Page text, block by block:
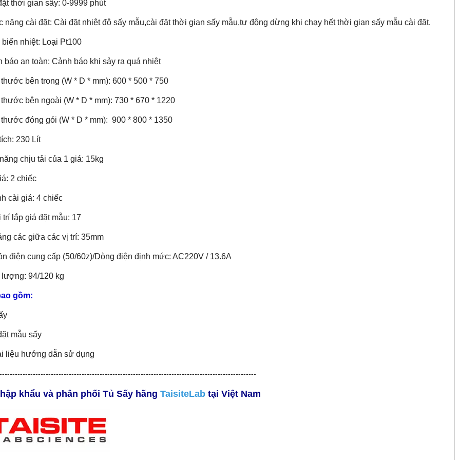
thời gian sấy: 0-9999 phút
năng cài đặt: Cài đặt nhiệt độ sấy mẫu,cài đặt thời gian sấy mẫu,tự động dừng khi chạy hết thời gian sấy mẫu cài đăt.
biến nhiệt: Loại Pt100
báo an toàn: Cảnh báo khi sảy ra quá nhiệt
bên trong (W * D * mm): 600 * 500 * 750
bên ngoài (W * D * mm): 730 * 670 * 1220
đóng gói (W * D * mm): 900 * 800 * 1350
230 Lít
chịu tải của 1 giá: 15kg
2 chiếc
cài giá: 4 chiếc
trí lắp giá đặt mẫu: 17
các giữa các vị trí: 35mm
điện cung cấp (50/60z)/Dòng điện định mức: AC220V / 13.6A
94/120 kg
gồm:
mẫu sấy
liệu hướng dẫn sử dụng
khẩu và phân phối Tủ Sấy hãng TaisiteLab tại Việt Nam